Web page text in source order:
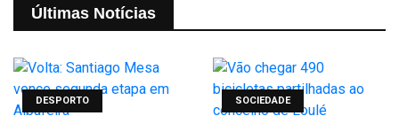
Últimas Notícias
DESPORTO SOCIEDADE